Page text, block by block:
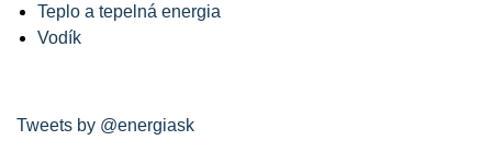
Teplo a tepelná energia
Vodík
Tweets by @energiask